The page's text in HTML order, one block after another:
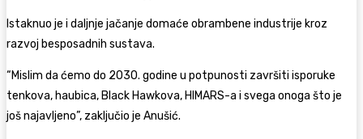
Istaknuo je i daljnje jačanje domaće obrambene industrije kroz
razvoj besposadnih sustava.
“Mislim da ćemo do 2030. godine u potpunosti završiti isporuke
tenkova, haubica, Black Hawkova, HIMARS-a i svega onoga što je
još najavljeno”, zaključio je Anušić.